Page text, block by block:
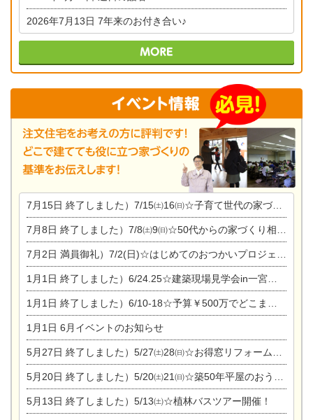
2026年7月13日 7年来のお付き合い♪
7月15日 終了しました）7/15㈯16㈰☆子育て世代の家づくり相談会
7月8日 終了しました）7/8㈯9㈰☆50代からの家づくり相談会
7月2日 満員御礼）7/2(日)☆はじめてのおつかいプロジェクト
1月1日 終了しました）6/24.25☆建築現場見学会in一宮市木曽川町
1月1日 終了しました）6/10-18☆予算￥500万でどこまでできるの？リフォーム相談会
1月1日 6月イベントのお知らせ
5月27日 終了しました）5/27㈯28㈰☆お得窓リフォーム個別相談会
5月20日 終了しました）5/20㈯21㈰☆築50年平屋のおうちリノベーション完成見学会
5月13日 終了しました）5/13㈯☆植林バスツアー開催！